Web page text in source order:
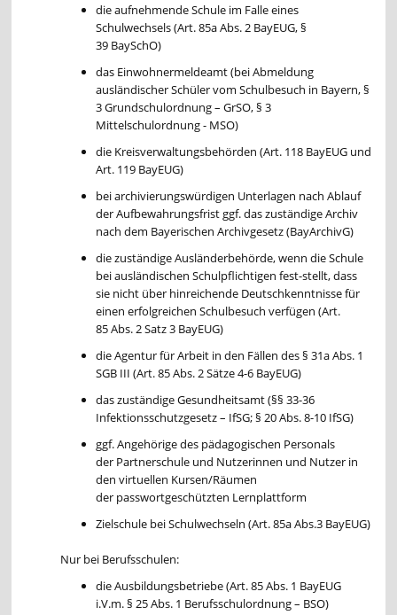
die aufnehmende Schule im Falle eines
Schulwechsels (Art. 85a Abs. 2 BayEUG, §
39 BaySchO)
das Einwohnermeldeamt (bei Abmeldung
ausländischer Schüler vom Schulbesuch in Bayern, §
3 Grundschulordnung – GrSO, § 3
Mittelschulordnung - MSO)
die Kreisverwaltungsbehörden (Art. 118 BayEUG und
Art. 119 BayEUG)
bei archivierungswürdigen Unterlagen nach Ablauf
der Aufbewahrungsfrist ggf. das zuständige Archiv
nach dem Bayerischen Archivgesetz (BayArchivG)
die zuständige Ausländerbehörde, wenn die Schule
bei ausländischen Schulpflichtigen fest-stellt, dass
sie nicht über hinreichende Deutschkenntnisse für
einen erfolgreichen Schulbesuch verfügen (Art.
85 Abs. 2 Satz 3 BayEUG)
die Agentur für Arbeit in den Fällen des § 31a Abs. 1
SGB III (Art. 85 Abs. 2 Sätze 4-6 BayEUG)
das zuständige Gesundheitsamt (§§ 33-36
Infektionsschutzgesetz – IfSG; § 20 Abs. 8-10 IfSG)
ggf. Angehörige des pädagogischen Personals
der Partnerschule und Nutzerinnen und Nutzer in
den virtuellen Kursen/Räumen
der passwortgeschützten Lernplattform
Zielschule bei Schulwechseln (Art. 85a Abs.3 BayEUG)
Nur bei Berufsschulen:
die Ausbildungsbetriebe (Art. 85 Abs. 1 BayEUG
i.V.m. § 25 Abs. 1 Berufsschulordnung – BSO)